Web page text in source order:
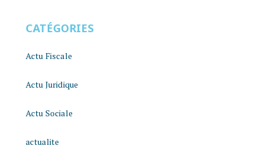
CATÉGORIES
Actu Fiscale
Actu Juridique
Actu Sociale
actualite